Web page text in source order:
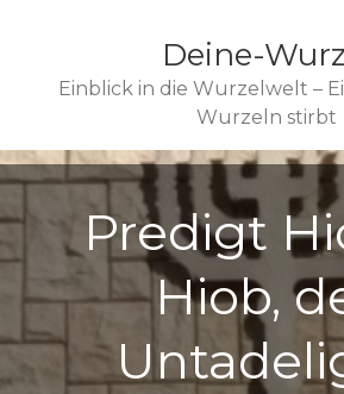
Deine-
Einblick in die Wurzelwelt –
Wurzeln stirbt
Predigt
Hiob,